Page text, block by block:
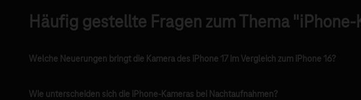
Häufig gestellte Fragen zum Thema
Welche Neuerungen bringt die Kamera des iPhone 17 im Vergleich zum iPhone 16?
Wie unterscheiden sich die iPhone-Kameras bei Nachtaufnahmen?